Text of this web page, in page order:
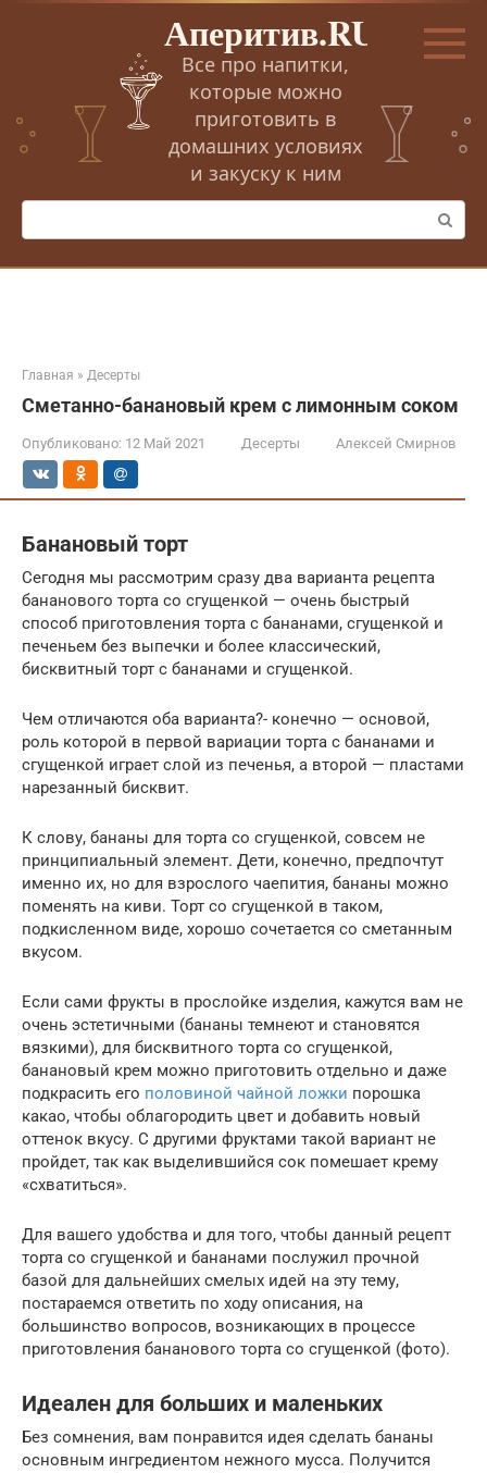
Перейти
Аперитив.RU
Все про напитки,
которые можно
приготовить в
домашних условиях
и закуску к ним
Поиск:
Главная » Десерты
Сметанно-банановый крем с лимонным соком
Опубликовано: 12 Май 2021 Десерты Алексей Смирнов
Банановый торт
Сегодня мы рассмотрим сразу два варианта рецепта
бананового торта со сгущенкой — очень быстрый
способ приготовления торта с бананами, сгущенкой и
печеньем без выпечки и более классический,
бисквитный торт с бананами и сгущенкой.
Чем отличаются оба варианта?- конечно — основой,
роль которой в первой вариации торта с бананами и
сгущенкой играет слой из печенья, а второй — пластами
нарезанный бисквит.
К слову, бананы для торта со сгущенкой, совсем не
принципиальный элемент. Дети, конечно, предпочтут
именно их, но для взрослого чаепития, бананы можно
поменять на киви. Торт со сгущенкой в таком,
подкисленном виде, хорошо сочетается со сметанным
вкусом.
Если сами фрукты в прослойке изделия, кажутся вам не
очень эстетичными (бананы темнеют и становятся
вязкими), для бисквитного торта со сгущенкой,
банановый крем можно приготовить отдельно и даже
подкрасить его половиной чайной ложки порошка
какао, чтобы облагородить цвет и добавить новый
оттенок вкусу. С другими фруктами такой вариант не
пройдет, так как выделившийся сок помешает крему
«схватиться».
Для вашего удобства и для того, чтобы данный рецепт
торта со сгущенкой и бананами послужил прочной
базой для дальнейших смелых идей на эту тему,
постараемся ответить по ходу описания, на
большинство вопросов, возникающих в процессе
приготовления бананового торта со сгущенкой (фото).
Идеален для больших и маленьких
Без сомнения, вам понравится идея сделать бананы
основным ингредиентом нежного мусса. Получится